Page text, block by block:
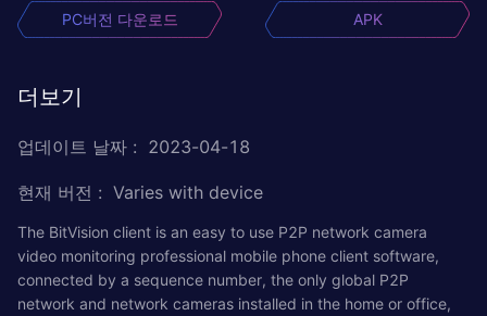
PC버전 다운로드 APK
더보기
업데이트 날짜 : 2023-04-18
현재 버전 : Varies with device
The BitVision client is an easy to use P2P network camera
video monitoring professional mobile phone client software,
connected by a sequence number, the only global P2P
network and network cameras installed in the home or office,